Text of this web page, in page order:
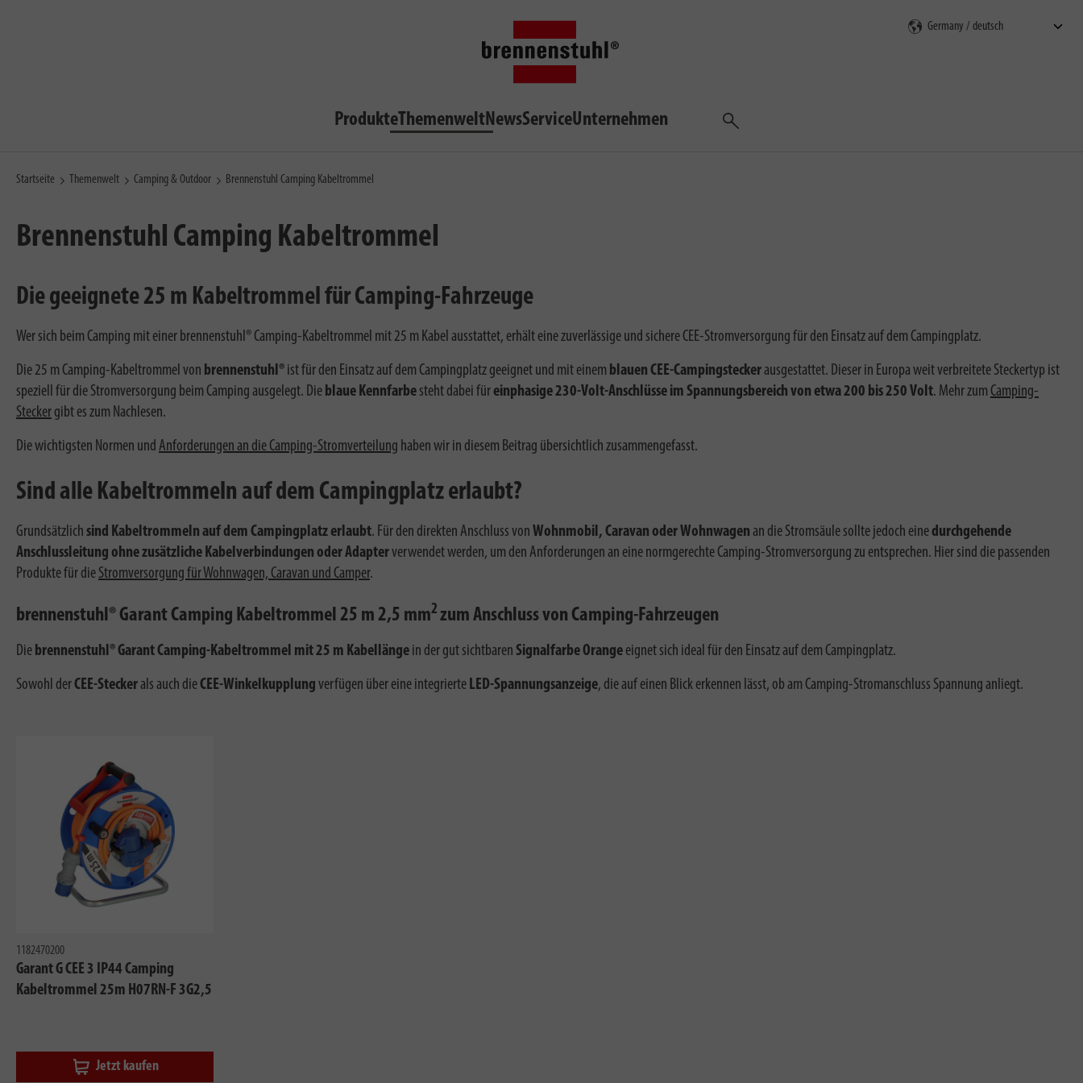
ProdukteThemenweltNewsServiceUnternehmen
Suchen
Startseite Themenwelt Camping & Outdoor Brennenstuhl Camping Kabeltrommel
Brennenstuhl Camping Kabeltrommel
Die geeignete 25 m Kabeltrommel für Camping-Fahrzeuge
Wer sich beim Camping mit einer brennenstuhl® Camping-Kabeltrommel mit 25 m Kabel ausstattet, erhält eine zuverlässige und sichere CEE-Stromversorgung für den Einsatz auf dem Campingplatz.
Die 25 m Camping-Kabeltrommel von brennenstuhl® ist für den Einsatz auf dem Campingplatz geeignet und mit einem blauen CEE-Campingsteckerausgestattet. Dieser in Europa weit verbreitete Steckertyp ist
speziell für die Stromversorgung beim Camping ausgelegt. Die blaue Kennfarbe steht dabei füreinphasige 230-Volt-Anschlüsse im Spannungsbereich von etwa 200 bis 250 Volt. Mehr zum Camping-
Stecker gibt es zum Nachlesen.
Die wichtigsten Normen und Anforderungen an die Camping-Stromverteilung haben wir in diesem Beitrag übersichtlich zusammengefasst.
Sind alle Kabeltrommeln auf dem Campingplatz erlaubt?
Grundsätzlich sind Kabeltrommeln auf dem Campingplatz erlaubt. Für den direkten Anschluss von Wohnmobil, Caravan oder Wohnwagen an die Stromsäule sollte jedoch einedurchgehende
Anschlussleitung ohne zusätzliche Kabelverbindungen oder Adapterverwendet werden, um den Anforderungen an eine normgerechte Camping-Stromversorgung zu entsprechen. Hier sind die passenden
Produkte für die Stromversorgung für Wohnwagen, Caravan und Camper.
brennenstuhl® Garant Camping Kabeltrommel 25 m 2,5 mm2 zum Anschluss von Camping-Fahrzeugen
Die brennenstuhl® Garant Camping-Kabeltrommel mit 25 m Kabellänge in der gut sichtbaren Signalfarbe Orange eignet sich ideal für den Einsatz auf dem Campingplatz.
Sowohl derCEE-Steckerals auch dieCEE-Winkelkupplung verfügen über eine integrierte LED-Spannungsanzeige, die auf einen Blick erkennen lässt, ob am Camping-Stromanschluss Spannung anliegt.
1182470200
Garant G CEE 3 IP44 Camping
Kabeltrommel 25m H07RN-F 3G2,5
Jetzt kaufen